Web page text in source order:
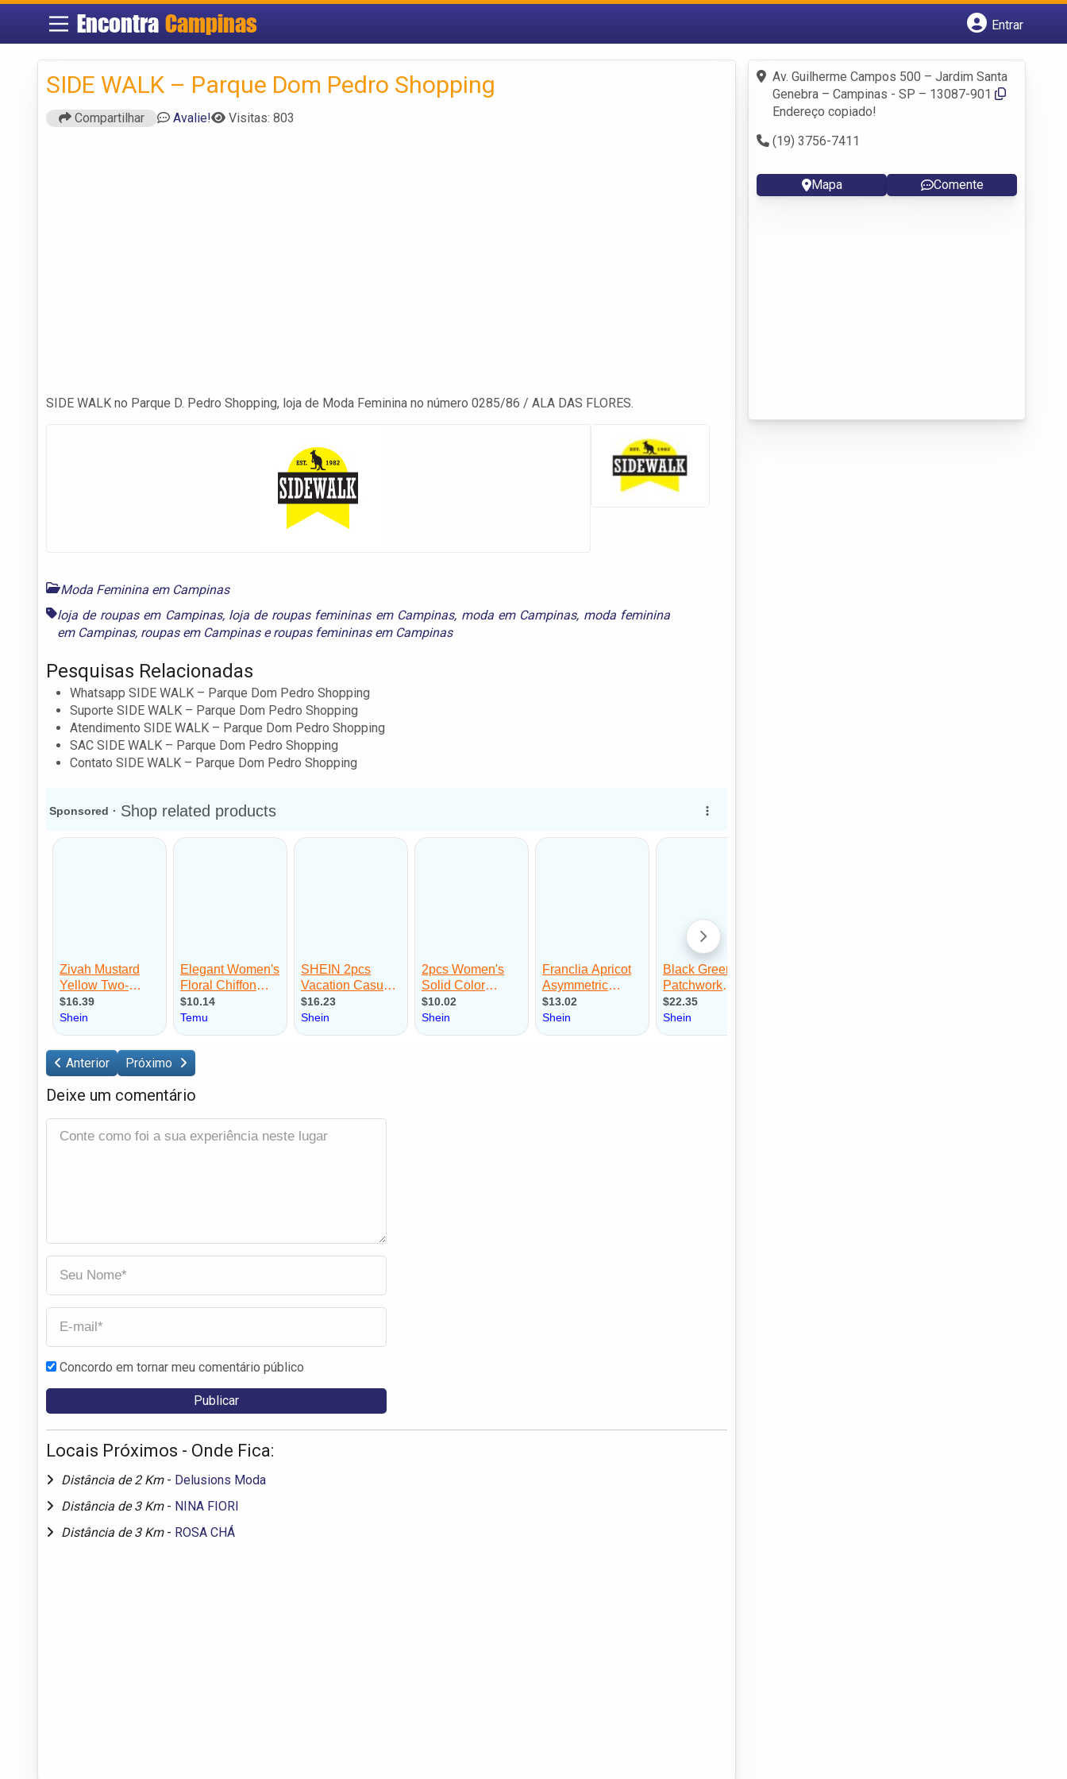
EncontraCampinas
Entrar
Fazer login
Criar conta
SIDE WALK – Parque Dom Pedro Shopping
Compartilhar Avalie! Visitas: 803
SIDE WALK no Parque D. Pedro Shopping, loja de Moda Feminina no número 0285/86 / ALA DAS FLORES.
Moda Feminina em Campinas
loja de roupas em Campinas, loja de roupas femininas em Campinas, moda em Campinas, moda feminina
em Campinas, roupas em Campinaseroupas femininas em Campinas
Pesquisas Relacionadas
Whatsapp SIDE WALK – Parque Dom Pedro Shopping
Suporte SIDE WALK – Parque Dom Pedro Shopping
Atendimento SIDE WALK – Parque Dom Pedro Shopping
SAC SIDE WALK – Parque Dom Pedro Shopping
Contato SIDE WALK – Parque Dom Pedro Shopping
Anterior Próximo
Deixe um comentário
Concordo em tornar meu comentário público
Locais Próximos - Onde Fica:
Distância de 2 Km - Delusions Moda
Distância de 3 Km - NINA FIORI
Distância de 3 Km - ROSA CHÁ
Av. Guilherme Campos 500 – Jardim Santa
Genebra – Campinas - SP – 13087-901
Endereço copiado!
(19) 3756-7411
Mapa Comente